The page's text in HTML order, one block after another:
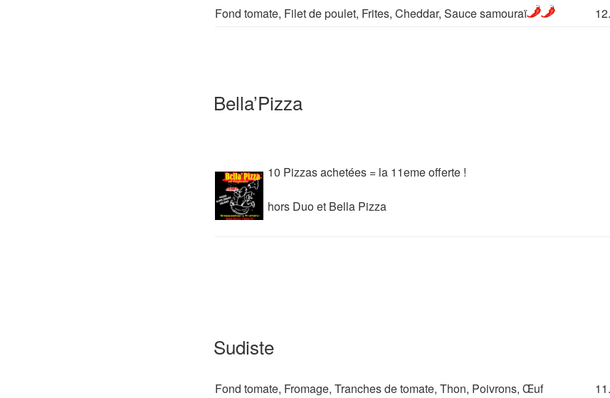
Fond tomate, Filet de poulet, Frites, Cheddar, Sauce samouraï
Bella’Pizza
10 Pizzas achetées = la 11eme offerte !
hors Duo et Bella Pizza
Sudiste
Fond tomate, Fromage, Tranches de tomate, Thon, Poivrons, Œuf